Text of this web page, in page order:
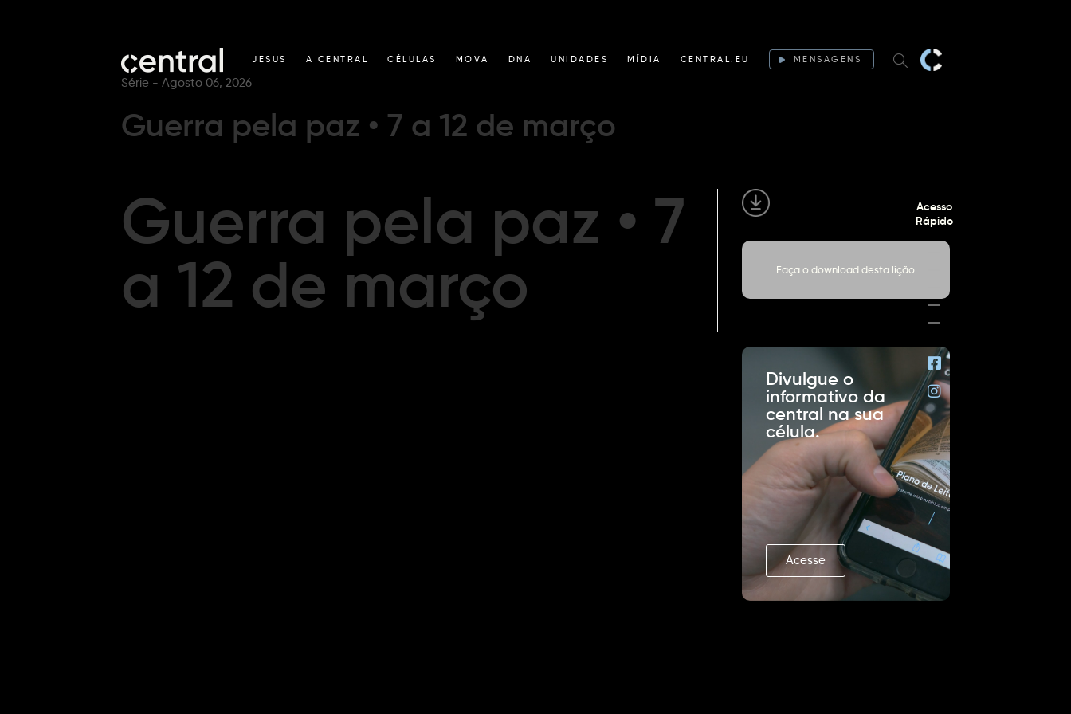
Acesso
Rápido
JESUS A CENTRAL CÉLULAS MOVA DNA UNIDADES MÍDIA CENTRAL.EU MENSAGENS
Série - Agosto 06, 2026
Guerra pela paz • 7 a 12 de março
Guerra pela paz • 7
a 12 de março
Faça o download desta lição
Divulgue o
informativo da
central na sua
célula.
Acesse